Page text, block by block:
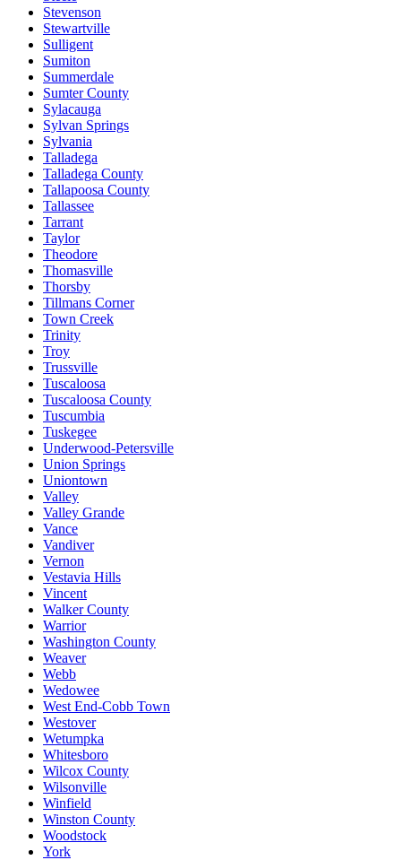
Stevenson
Stewartville
Sulligent
Sumiton
Summerdale
Sumter County
Sylacauga
Sylvan Springs
Sylvania
Talladega
Talladega County
Tallapoosa County
Tallassee
Tarrant
Taylor
Theodore
Thomasville
Thorsby
Tillmans Corner
Town Creek
Trinity
Troy
Trussville
Tuscaloosa
Tuscaloosa County
Tuscumbia
Tuskegee
Underwood-Petersville
Union Springs
Uniontown
Valley
Valley Grande
Vance
Vandiver
Vernon
Vestavia Hills
Vincent
Walker County
Warrior
Washington County
Weaver
Webb
Wedowee
West End-Cobb Town
Westover
Wetumpka
Whitesboro
Wilcox County
Wilsonville
Winfield
Winston County
Woodstock
York